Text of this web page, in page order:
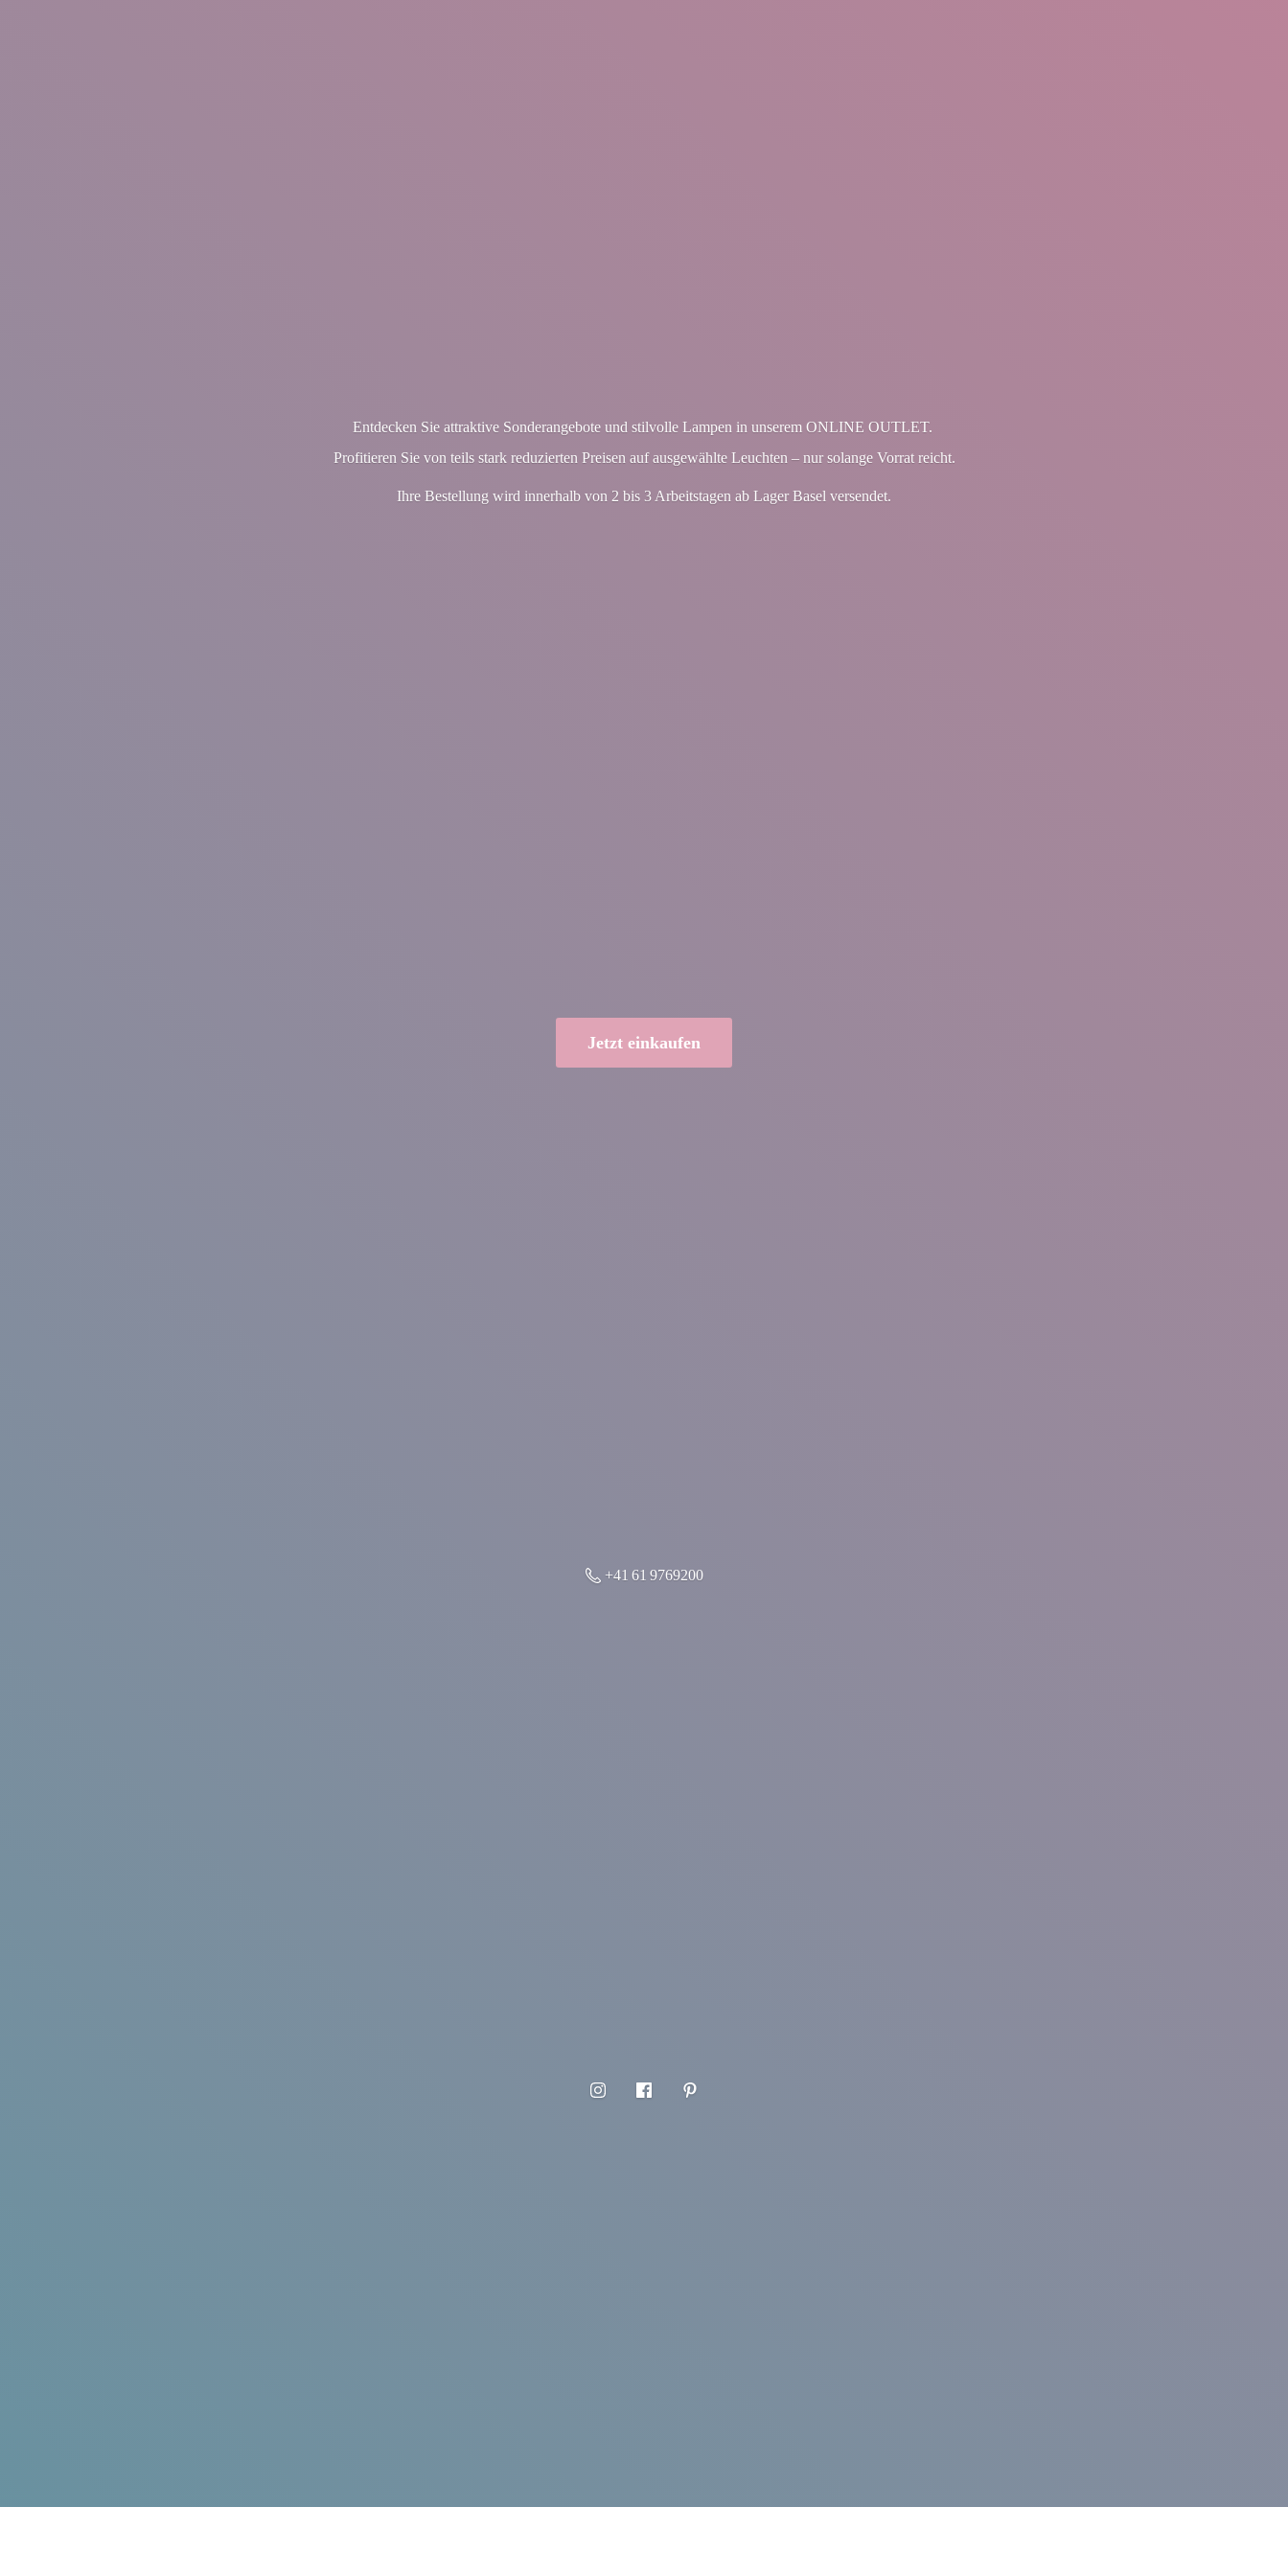
Entdecken Sie attraktive Sonderangebote und stilvolle Lampen in unserem ONLINE OUTLET.
Profitieren Sie von teils stark reduzierten Preisen auf ausgewählte Leuchten – nur solange Vorrat reicht.
Ihre Bestellung wird innerhalb von 2 bis 3 Arbeitstagen ab LagerBasel versendet.
Jetzt einkaufen
+41 61 9769200